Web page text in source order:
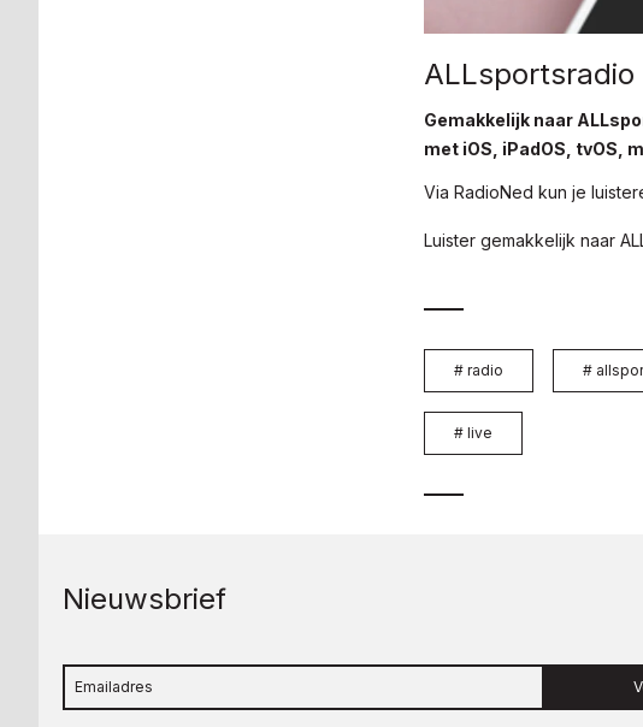
ALLsportsradio
Gemakkelijk naar
met iOS, iPadOS, tvOS,
Via RadioNed kun je
Luister gemakkelijk naar
# radio #
# live
Nieuwsbrief